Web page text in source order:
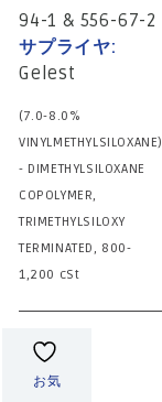
94-1 & 556-67-2
サプライヤ:
Gelest
(7.0-8.0%
VINYLMETHYLSILOXANE)
- DIMETHYLSILOXANE
COPOLYMER,
TRIMETHYLSILOXY
TERMINATED, 800-
1,200 cSt
お気